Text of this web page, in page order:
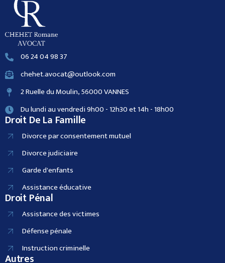
06 24 04 98 37
chehet.avocat@outlook.com
2 Ruelle du Moulin, 56000 VANNES
Du lundi au vendredi 9h00 - 12h30 et 14h - 18h00
Droit De La Famille
Divorce par consentement mutuel
Divorce judiciaire
Garde d'enfants
Assistance éducative
Droit Pénal
Assistance des victimes
Défense pénale
Instruction criminelle
Autres